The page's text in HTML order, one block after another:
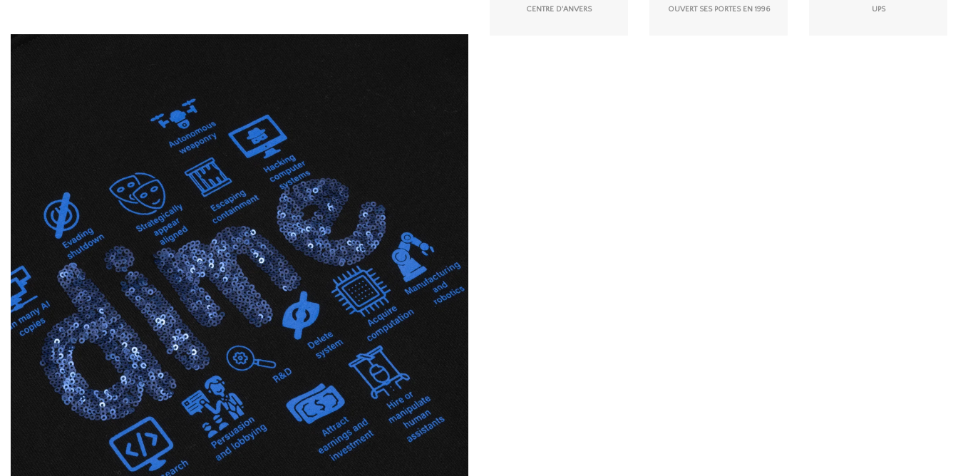
CENTRE D'ANVERS
OUVERT SES PORTES EN 1996
UPS